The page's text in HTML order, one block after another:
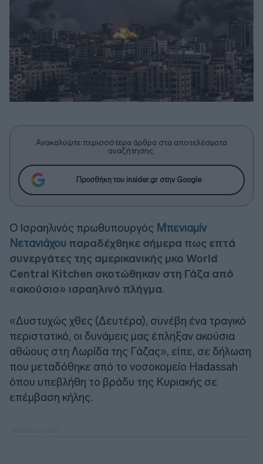
Ανακαλύψτε περισσότερα άρθρα στα αποτελέσματα
αναζήτησης.
Προσθήκη του insider.gr στην Google
Ο Ισραηλινός πρωθυπουργός Μπενιαμίν
Νετανιάχου παραδέχθηκε σήμερα πως επτά
συνεργάτες της αμερικανικής μκο World
Central Kitchen σκοτώθηκαν στη Γάζα από
«ακούσιο» ισραηλινό πλήγμα.
«Δυστυχώς χθες (Δευτέρα), συνέβη ένα τραγικό
περιστατικό, οι δυνάμεις μας έπληξαν ακούσια
αθώους στη Λωρίδα της Γάζας», είπε, σε δήλωση
που μεταδόθηκε από το νοσοκομείο Hadassah
όπου υπεβλήθη το βράδυ της Κυριακής σε
επέμβαση κήλης.